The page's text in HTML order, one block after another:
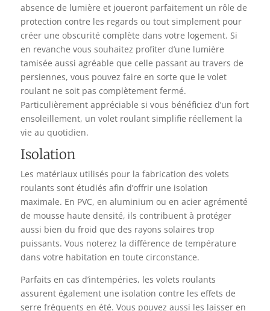
absence de lumière et joueront parfaitement un rôle de
protection contre les regards ou tout simplement pour
créer une obscurité complète dans votre logement. Si
en revanche vous souhaitez profiter d’une lumière
tamisée aussi agréable que celle passant au travers de
persiennes, vous pouvez faire en sorte que le volet
roulant ne soit pas complètement fermé.
Particulièrement appréciable si vous bénéficiez d’un fort
ensoleillement, un volet roulant simplifie réellement la
vie au quotidien.
Isolation
Les matériaux utilisés pour la fabrication des volets
roulants sont étudiés afin d’offrir une isolation
maximale. En PVC, en aluminium ou en acier agrémenté
de mousse haute densité, ils contribuent à protéger
aussi bien du froid que des rayons solaires trop
puissants. Vous noterez la différence de température
dans votre habitation en toute circonstance.
Parfaits en cas d’intempéries, les volets roulants
assurent également une isolation contre les effets de
serre fréquents en été. Vous pouvez aussi les laisser en